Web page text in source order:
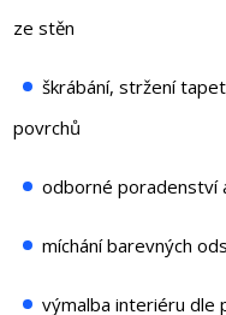
ze stěn
škrábání, stržení
povrchů
odborné poradenství
míchání barevných
výmalba interiéru dle